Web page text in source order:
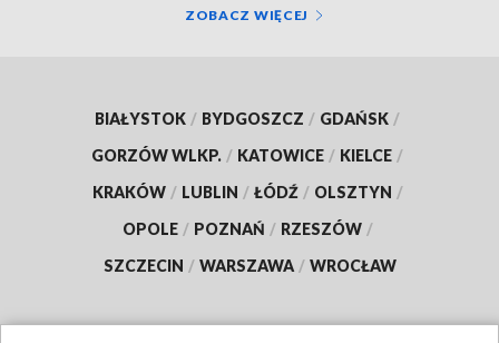
ZOBACZ WIĘCEJ
BIAŁYSTOK / BYDGOSZCZ / GDAŃSK /
GORZÓW WLKP. / KATOWICE / KIELCE /
KRAKÓW / LUBLIN / ŁÓDŹ / OLSZTYN /
OPOLE / POZNAŃ / RZESZÓW /
SZCZECIN / WARSZAWA / WROCŁAW